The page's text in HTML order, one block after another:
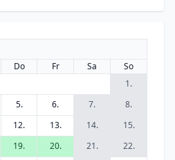
Do Fr Sa
So
1.
5. 6. 7.
8.
12. 13. 14.
15.
19. 20. 21.
22.